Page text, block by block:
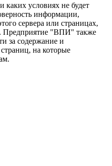
условиях не будет
информации,
сервера или страницах,
Предприятие "ВПИ" также
за содержание и
страниц, на которые